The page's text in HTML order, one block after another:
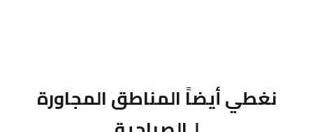
نغطي أيضاً المناطق المجاورة